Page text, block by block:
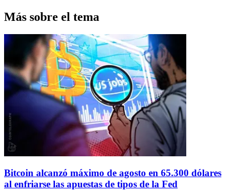
Más sobre el tema
Bitcoin alcanzó máximo de agosto en 65.300 dólares
al enfriarse las apuestas de tipos de la Fed